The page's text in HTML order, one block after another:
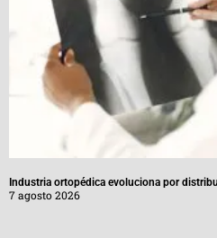
Industria ortopédica evoluciona por
7 agosto 2026